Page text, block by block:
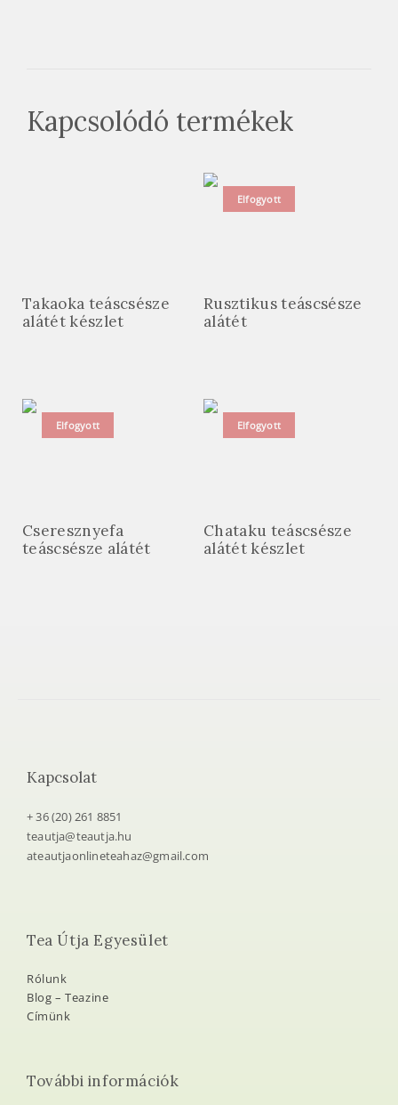
Kapcsolódó termékek
Takaoka teáscsésze
alátét készlet
Elfogyott
Rusztikus teáscsésze
alátét
Elfogyott
Cseresznyefa
teáscsésze alátét
Elfogyott
Chataku teáscsésze
alátét készlet
Kapcsolat
+ 36 (20) 261 8851
teautja@teautja.hu
ateautjaonlineteahaz@gmail.com
Tea Útja Egyesület
Rólunk
Blog – Teazine
Címünk
További információk